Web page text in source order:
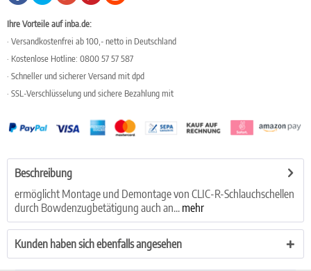
Ihre Vorteile auf inba.de:
· Versandkostenfrei ab 100,- netto in Deutschland
· Kostenlose Hotline: 0800 57 57 587
· Schneller und sicherer Versand mit dpd
· SSL-Verschlüsselung und sichere Bezahlung mit
Beschreibung
ermöglicht Montage und Demontage von CLIC-R-Schlauchschellen
durch Bowdenzugbetätigung auch an... mehr
Kunden haben sich ebenfalls angesehen